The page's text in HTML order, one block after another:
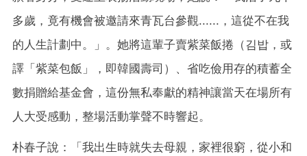
多歲，竟有機會被邀請來青瓦台參觀......，這從不在我
的人生計劃中。」。她將這輩子賣紫菜飯捲（김밥，或
譯「紫菜包飯」，即韓國壽司）、省吃儉用存的積蓄全
數捐贈給基金會，這份無私奉獻的精神讓當天在場所有
人大受感動，整場活動掌聲不時響起。
朴春子說：「我出生時就失去母親，家裡很窮，從小和